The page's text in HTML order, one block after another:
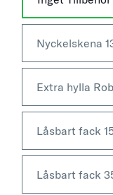
Nyckelskena
Extra hylla
Låsbart fack
Låsbart fack